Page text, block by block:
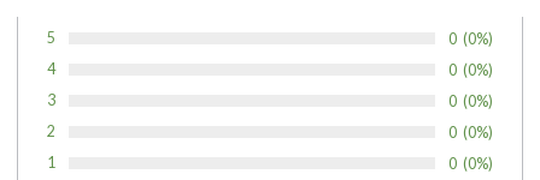
5 Numero di
0 (0%)
4 Numero di
0 (0%)
3 Numero di
0 (0%)
2 Numero di
0 (0%)
1 Numero di
0 (0%)